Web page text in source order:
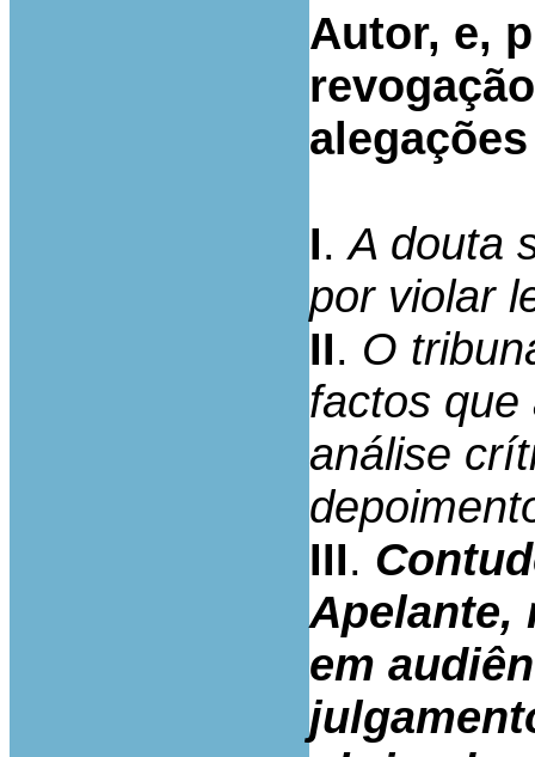
Autor, e,
I.A douta
por violar
II. O
factos que
análise
III.
Apelante,
em